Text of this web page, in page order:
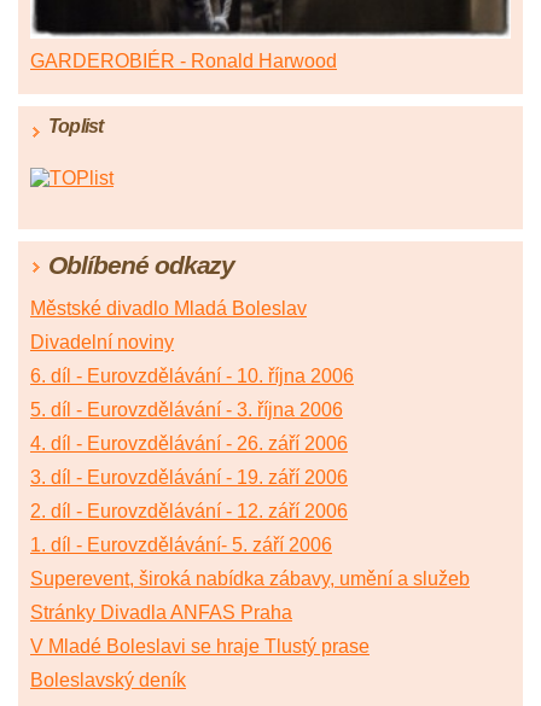
GARDEROBIÉR - Ronald Harwood
Toplist
Oblíbené odkazy
Městské divadlo Mladá Boleslav
Divadelní noviny
6. díl - Eurovzdělávání - 10. října 2006
5. díl - Eurovzdělávání - 3. října 2006
4. díl - Eurovzdělávání - 26. září 2006
3. díl - Eurovzdělávání - 19. září 2006
2. díl - Eurovzdělávání - 12. září 2006
1. díl - Eurovzdělávání- 5. září 2006
Superevent, široká nabídka zábavy, umění a služeb
Stránky Divadla ANFAS Praha
V Mladé Boleslavi se hraje Tlustý prase
Boleslavský deník